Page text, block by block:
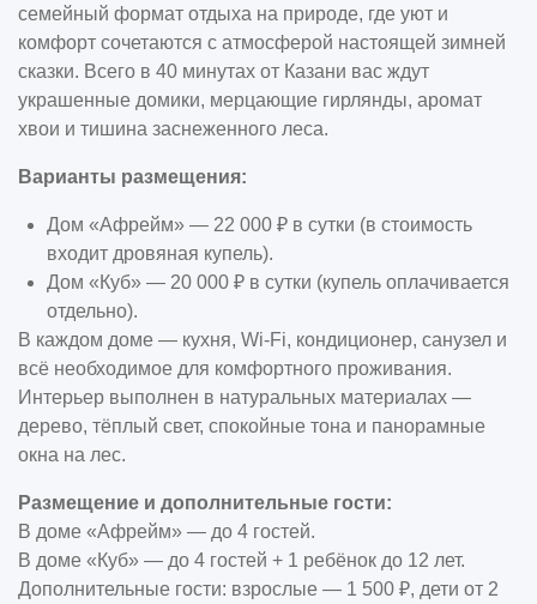
семейный формат отдыха на природе, где уют и
комфорт сочетаются с атмосферой настоящей зимней
сказки. Всего в 40 минутах от Казани вас ждут
украшенные домики, мерцающие гирлянды, аромат
хвои и тишина заснеженного леса.
Варианты размещения:
Дом «Афрейм» — 22 000 ₽ в сутки (в стоимость
входит дровяная купель).
Дом «Куб» — 20 000 ₽ в сутки (купель оплачивается
отдельно).
В каждом доме — кухня, Wi-Fi, кондиционер, санузел и
всё необходимое для комфортного проживания.
Интерьер выполнен в натуральных материалах —
дерево, тёплый свет, спокойные тона и панорамные
окна на лес.
Размещение и дополнительные гости:
В доме «Афрейм» — до 4 гостей.
В доме «Куб» — до 4 гостей + 1 ребёнок до 12 лет.
Дополнительные гости: взрослые — 1 500 ₽, дети от 2